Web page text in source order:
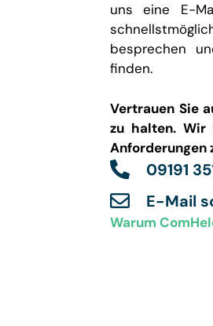
uns eine E-
besprechen
finden.
Vertrauen Sie
zu halten. Wir
Anforderungen
09191
E-Mail
Warum